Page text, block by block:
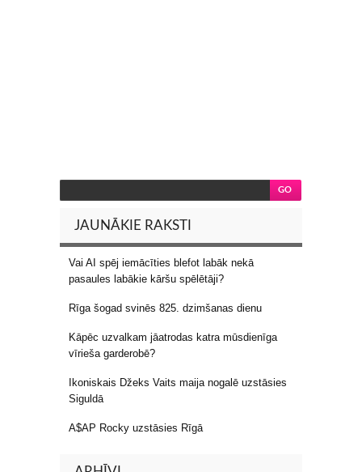
JAUNĀKIE RAKSTI
Vai AI spēj iemācīties blefot labāk nekā
pasaules labākie kāršu spēlētāji?
Rīga šogad svinēs 825. dzimšanas dienu
Kāpēc uzvalkam jāatrodas katra mūsdienīga
vīrieša garderobē?
Ikoniskais Džeks Vaits maija nogalē uzstāsies
Siguldā
A$AP Rocky uzstāsies Rīgā